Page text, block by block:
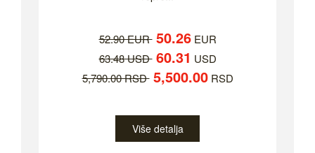
52.90 EUR 50.26EUR
63.48 USD 60.31 USD
5,790.00 RSD 5,500.00RSD
Više detalja